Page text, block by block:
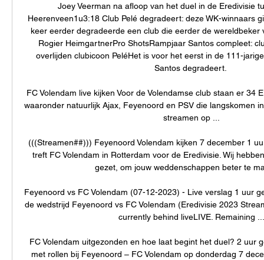
Joey Veerman na afloop van het duel in de Eredivisie
Heerenveen1u3:18 Club Pelé degradeert: deze WK-winnaars
keer eerder degradeerde een club die eerder de wereldbeker
Rogier HeimgartnerPro ShotsRampjaar Santos compleet:
overlijden clubicoon PeléHet is voor het eerst in de 111-
Santos degradeert.
FC Volendam live kijken Voor de Volendamse club staan er 34
waaronder natuurlijk Ajax, Feyenoord en PSV die langskomen
streamen op ...
(((Streamen##))) Feyenoord Volendam kijken 7 december 1
treft FC Volendam in Rotterdam voor de Eredivisie. Wij
gezet, om jouw weddenschappen beter te
Feyenoord vs FC Volendam (07-12-2023) - Live verslag 1 uur
de wedstrijd Feyenoord vs FC Volendam (Eredivisie 2023
currently behind liveLIVE. Remaining
FC Volendam uitgezonden en hoe laat begint het duel? 2 uur
met rollen bij Feyenoord – FC Volendam op donderdag 7